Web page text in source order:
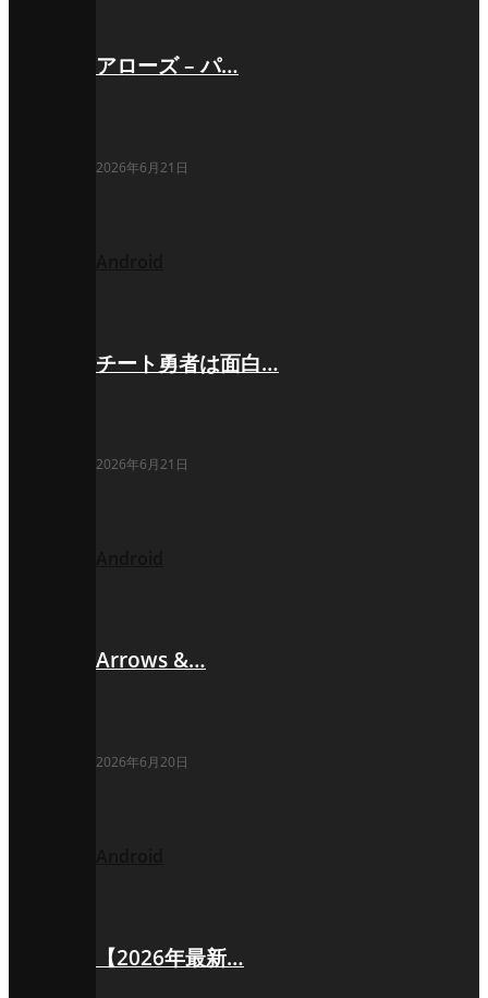
アローズ – パ…
2026年6月21日
チート勇者は面白…
2026年6月21日
Arrows &…
2026年6月20日
【2026年最新…